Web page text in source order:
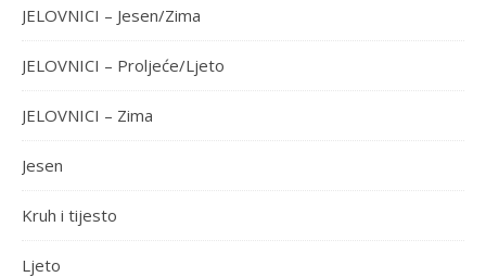
JELOVNICI – Jesen/Zima
JELOVNICI – Proljeće/Ljeto
JELOVNICI – Zima
Jesen
Kruh i tijesto
Ljeto